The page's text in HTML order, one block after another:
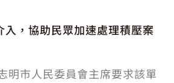
入，協助民眾加速處理積壓案
明市人民委員會主席要求該單